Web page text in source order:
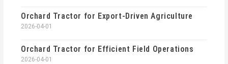
Orchard Tractor for Export-Driven Agriculture
2026-04-01
Orchard Tractor for Efficient Field Operations
2026-04-01